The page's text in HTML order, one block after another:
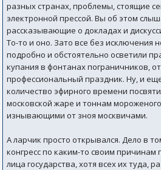
разных странах, проблемы, стоящие
электронной прессой. Вы об этом
рассказывающие о докладах и
То-то и оно. Зато все без исключения
подробно и обстоятельно осветили
купания в фонтанах пограничников,
профессиональный праздник. Ну, и
количество эфирного времени
московской жаре и тоннам
изнывающими от зноя москвичами.
А ларчик просто открывался. Дело в
конгресс по каким-то своим
лица государства, хотя всех их туда,